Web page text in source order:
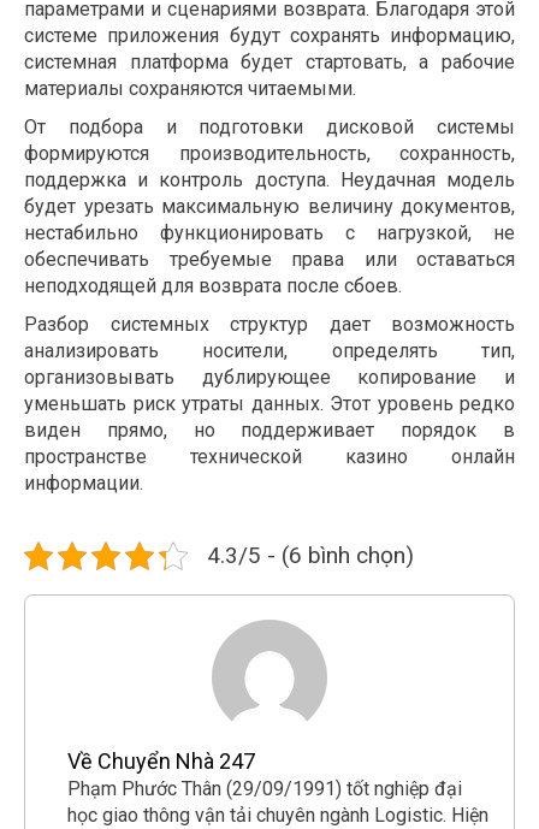
параметрами и сценариями возврата. Благодаря этой
системе приложения будут сохранять информацию,
системная платформа будет стартовать, а рабочие
материалы сохраняются читаемыми.
От подбора и подготовки дисковой системы
формируются производительность, сохранность,
поддержка и контроль доступа. Неудачная модель
будет урезать максимальную величину документов,
нестабильно функционировать с нагрузкой, не
обеспечивать требуемые права или оставаться
неподходящей для возврата после сбоев.
Разбор системных структур дает возможность
анализировать носители, определять тип,
организовывать дублирующее копирование и
уменьшать риск утраты данных. Этот уровень редко
виден прямо, но поддерживает порядок в
пространстве технической казино онлайн
информации.
4.3/5 - (6 bình chọn)
Về Chuyển Nhà 247
Phạm Phước Thân (29/09/1991) tốt nghiệp đại
học giao thông vận tải chuyên ngành Logistic. Hiện